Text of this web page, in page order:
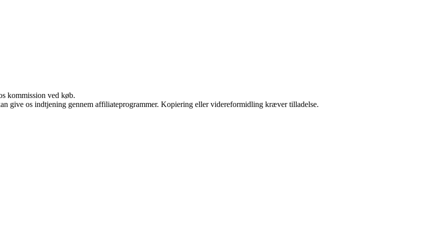
kommission ved køb.
give os indtjening gennem affiliateprogrammer. Kopiering eller videreformidling kræver tilladelse.